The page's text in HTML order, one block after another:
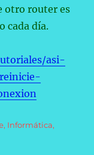
otro router es
cada día.
asi-
, Informática,